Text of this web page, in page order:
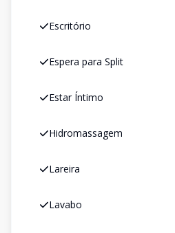
Escritório
Espera para Split
Estar Íntimo
Hidromassagem
Lareira
Lavabo